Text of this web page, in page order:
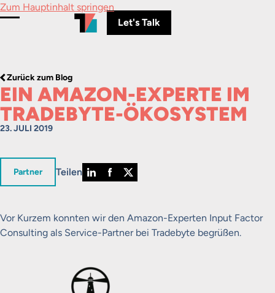
Zum Hauptinhalt springen
Menü umschalten
Let's Talk
Zurück zum Blog
EIN AMAZON-EXPERTE IM
TRADEBYTE-ÖKOSYSTEM
23. JULI 2019
in
Partner Teilen
Vor Kurzem konnten wir den Amazon-Experten Input Factor
Consulting als Service-Partner bei Tradebyte begrüßen.